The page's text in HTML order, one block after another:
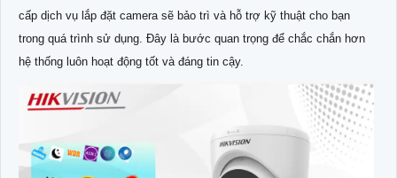
cấp dịch vụ lắp đặt camera sẽ bảo trì và hỗ trợ kỹ thuật cho bạn
trong quá trình sử dụng. Đây là bước quan trọng để chắc chắn hơn
hệ thống luôn hoạt động tốt và đáng tin cậy.